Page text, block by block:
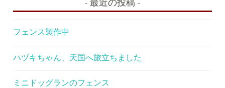
ー
ョ
ン
最近の投稿
フェンス製作中
ハヅキちゃん、天国へ旅立ちました
ミニドッグランのフェンス